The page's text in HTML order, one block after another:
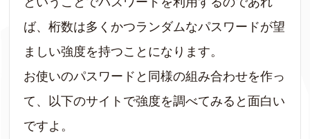
ば、桁数は多くかつランダムなパスワードが望
ましい強度を持つことになります。
お使いのパスワードと同様の組み合わせを作っ
て、以下のサイトで強度を調べてみると面白い
ですよ。